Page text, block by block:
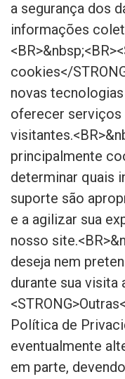
a segurança dos
informações
cookies</
novas
oferecer serviços
principalmente
determinar quais
suporte são
e a agilizar sua
nosso
deseja nem
durante sua visita
Política de
eventualmente
em parte,